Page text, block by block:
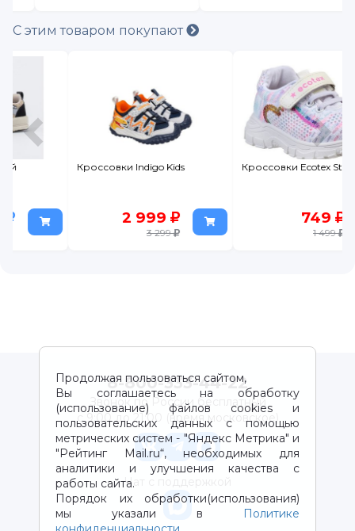
С этим товаром покупают
Кроссовки Indigo Kids Кроссовки Ecotex Star
Продолжая пользоваться сайтом,
Вы соглашаетесь на обработку
(использование) файлов cookies и
пользовательских данных с помощью
метрических систем - "Яндекс Метрика" и
"Рейтинг Mail.ru“, необходимых для
аналитики и улучшения качества с
работы сайта.
Порядок их обработки(использования)
мы указали в
Политике
8-800-333-44-22
Звонок по России бесплатный
с 9:00 до 21:00 (время московское)
Чат с поддержкой